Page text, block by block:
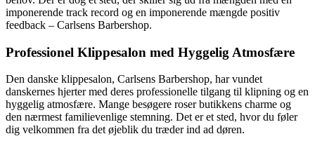
imponerende track record og en imponerende mængde positiv
feedback – Carlsens Barbershop.
Professionel Klippesalon med Hyggelig Atmosfære
Den danske klippesalon, Carlsens Barbershop, har vundet
danskernes hjerter med deres professionelle tilgang til klipning og en
hyggelig atmosfære. Mange besøgere roser butikkens charme og
den nærmest familievenlige stemning. Det er et sted, hvor du føler
dig velkommen fra det øjeblik du træder ind ad døren.